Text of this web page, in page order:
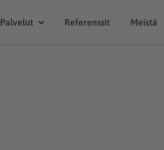
Palvelut Referenssit Meistä